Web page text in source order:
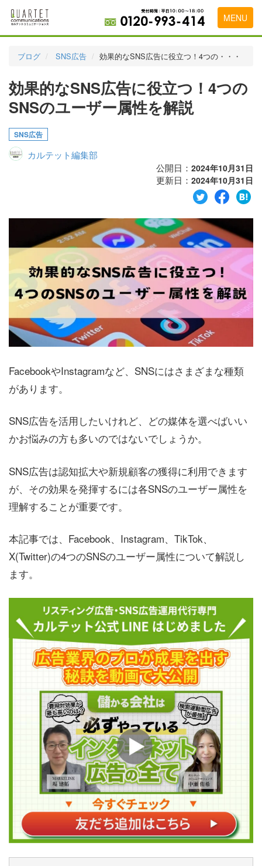
MENU
実績・お客様の声
初めて導入をお考えの方
代理店の乗り換えをお考えの方
会社概要
お問い合わせ
ブログ SNS広告 効果的なSNS広告に役立つ！4つの・・・
効果的なSNS広告に役立つ！4つの
SNSのユーザー属性を解説
SNS広告
カルテット編集部
公開日： 2024年10月31日
更新日： 2024年10月31日
FacebookやInstagramなど、SNSにはさまざまな種類
があります。
SNS広告を活用したいけれど、どの媒体を選べばいい
かお悩みの方も多いのではないでしょうか。
SNS広告は認知拡大や新規顧客の獲得に利用できます
が、その効果を発揮するには各SNSのユーザー属性を
理解することが重要です。
本記事では、Facebook、Instagram、TikTok、
X(Twitter)の4つのSNSのユーザー属性について解説し
ます。